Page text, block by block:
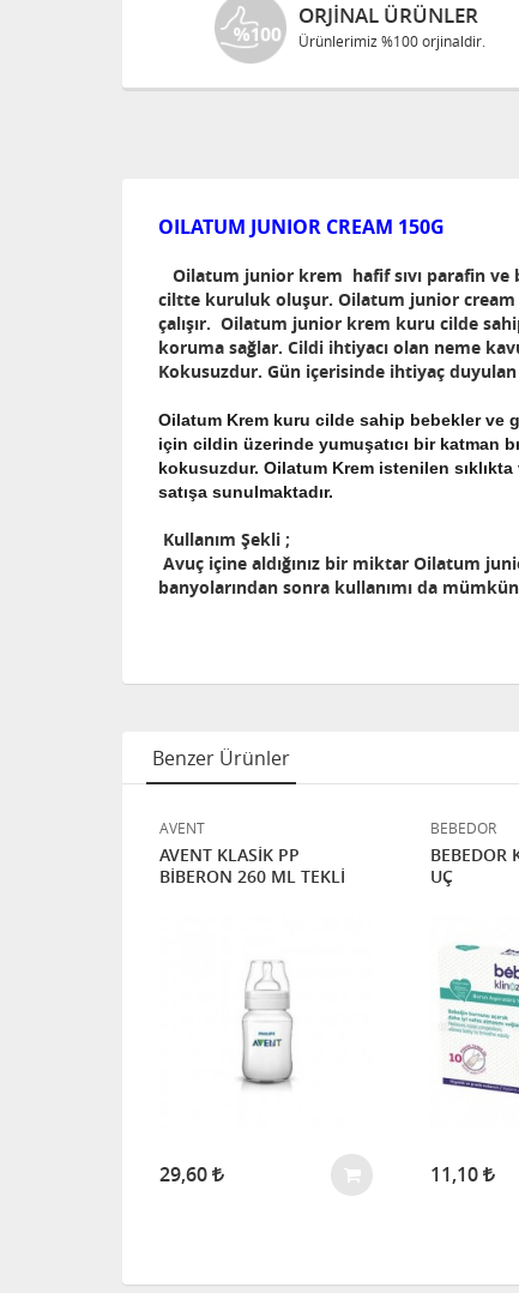
ORJINAL ÜRÜNLER
Ürünlerimiz %100 orjinaldir.
OILATUM JUNIOR CREAM 150G
Oilatum junior krem hafif sıvı parafin ve
ciltte kuruluk oluşur. Oilatum junior cream
çalışır. Oilatum junior krem kuru cilde
koruma sağlar. Cildi ihtiyacı olan neme
Kokusuzdur. Gün içerisinde ihtiyaç
Oilatum Krem kuru cilde sahip bebekler ve
için cildin üzerinde yumuşatıcı bir katman
kokusuzdur. Oilatum Krem istenilen
satışa sunulmaktadır.
Kullanım Şekli ;
Avuç içine aldığınız bir miktar Oilatum
banyolarından sonra kullanımı da
Benzer Ürünler
AVENT
AVENT KLASİK PP
BİBERON 260 ML TEKLİ
29,60
BEBEDOR
BEBEDOR
UÇ
11,10